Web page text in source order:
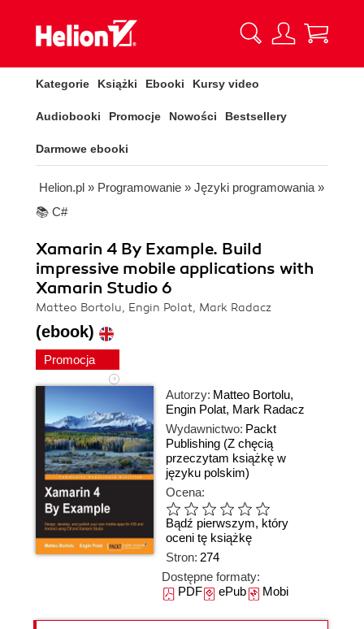
Kategorie Książki Ebooki Kursy video
Audiobooki Promocje Nowości Bestsellery
Darmowe ebooki
Helion.pl » Programowanie » Języki programowania »
📚 C#
Xamarin 4 By Example. Build
impressive mobile applications with
Xamarin Studio 6
Matteo Bortolu, Engin Polat, Mark Radacz
(ebook)
Promocja
Autorzy: Matteo Bortolu,
Engin Polat, Mark Radacz
Wydawnictwo: Packt
Publishing (Z chęcią
przeczytam książkę w
języku polskim)
Ocena:
Bądź pierwszym, który
oceni tę książkę
Stron: 274
Dostępne formaty:
PDFePubMobi